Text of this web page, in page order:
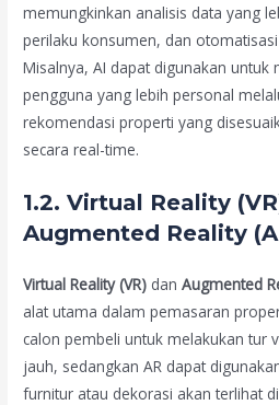
memungkinkan analisis data yang
perilaku konsumen, dan
Misalnya, AI dapat digunakan untuk
pengguna yang lebih personal
rekomendasi properti yang
secara real-time.
1.2. Virtual Reality
Augmented Reality
Virtual Reality (VR) danAugmented
alat utama dalam pemasaran
calon pembeli untuk melakukan tur
jauh, sedangkan AR dapat
furnitur atau dekorasi akan terlihat